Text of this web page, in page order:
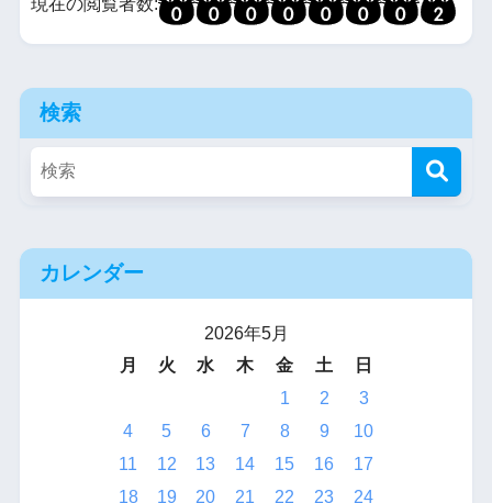
検索
カレンダー
2026年5月
月
火 水 木 金 土
日
1
2
3
4
5 6 7 8 9
10
11
12 13 14 15 16
17
18
19 20 21 22 23
24